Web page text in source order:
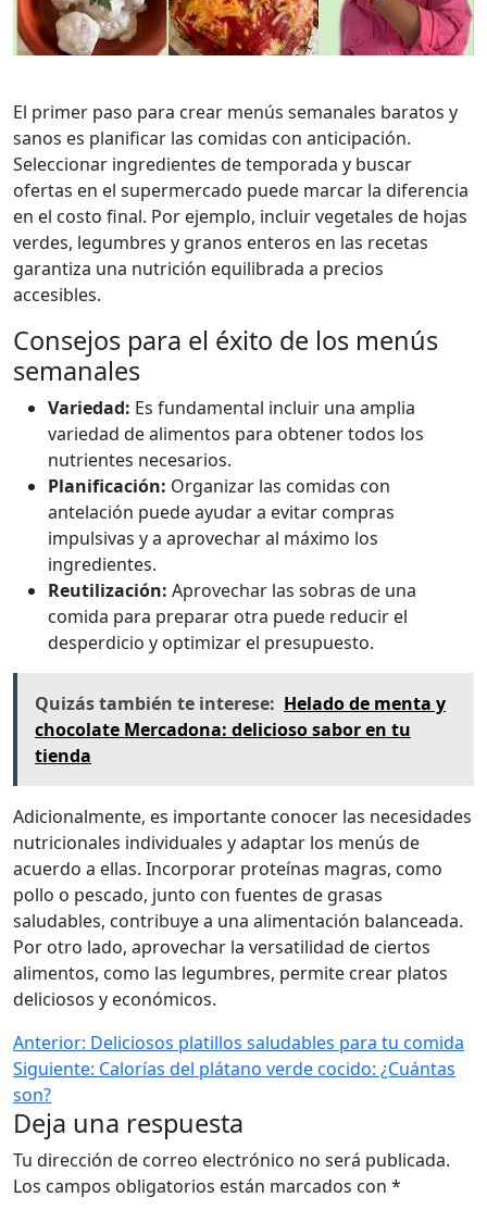
El primer paso para crear menús semanales baratos y
sanos es planificar las comidas con anticipación.
Seleccionar ingredientes de temporada y buscar
ofertas en el supermercado puede marcar la diferencia
en el costo final. Por ejemplo, incluir vegetales de hojas
verdes, legumbres y granos enteros en las recetas
garantiza una nutrición equilibrada a precios
accesibles.
Consejos para el éxito de los menús
semanales
Variedad: Es fundamental incluir una amplia
variedad de alimentos para obtener todos los
nutrientes necesarios.
Planificación: Organizar las comidas con
antelación puede ayudar a evitar compras
impulsivas y a aprovechar al máximo los
ingredientes.
Reutilización: Aprovechar las sobras de una
comida para preparar otra puede reducir el
desperdicio y optimizar el presupuesto.
Quizás también te interese: Helado de menta y
chocolate Mercadona: delicioso sabor en tu
tienda
Adicionalmente, es importante conocer las necesidades
nutricionales individuales y adaptar los menús de
acuerdo a ellas. Incorporar proteínas magras, como
pollo o pescado, junto con fuentes de grasas
saludables, contribuye a una alimentación balanceada.
Por otro lado, aprovechar la versatilidad de ciertos
alimentos, como las legumbres, permite crear platos
deliciosos y económicos.
Anterior: Deliciosos platillos saludables para tu comida
Siguiente: Calorías del plátano verde cocido: ¿Cuántas
son?
Deja una respuesta
Tu dirección de correo electrónico no será publicada.
Los campos obligatorios están marcados con *